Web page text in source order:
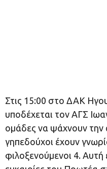
Στις 15:00 στο ΔΑΚ
υποδέχεται τον ΑΓΣ
ομάδες να ψάχνουν την
γηπεδούχοι έχουν
φιλοξενούμενοι 4. Αυτή